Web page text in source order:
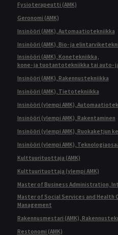
Fysioterapeutti (AMK)
Geronomi (AMK)
Insinööri (AMK), Automaatiotekniikka
Insinööri (AMK), Bio- ja
Insinööri (AMK), Konetekniikka,
kone- ja tuotantotekniikka tai auto-
Insinööri (AMK), Rakennustekniikka
Insinööri (AMK), Tietotekniikka
Insinööri (ylempi AMK),
Insinööri (ylempi AMK), Rakentaminen
Insinööri (ylempi AMK), Ruokaketjun
Insinööri (ylempi AMK),
Kulttuurituottaja (AMK)
Kulttuurituottaja (ylempi AMK)
Master of Business Administration,
Master of Social Services and Health
Management
Rakennusmestari (AMK),
Restonomi (AMK)